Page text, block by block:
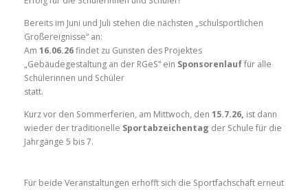
Bereits im Juni und Juli stehen die nächsten „schulsportlichen
Großereignisse“ an:
Am 16.06.26findet zu Gunsten des Projektes
„Gebäudegestaltung an der RGeS“ ein Sponsorenlauffür alle
Schülerinnen und Schüler
statt.
Kurz vor den Sommerferien, am Mittwoch, den 15.7.26, ist dann
wieder der traditionelle Sportabzeichentag der Schule für die
Jahrgänge 5 bis 7.
Für beide Veranstaltungen erhofft sich die Sportfachschaft erneut